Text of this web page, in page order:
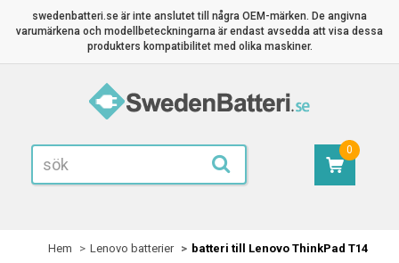
swedenbatteri.se är inte anslutet till några OEM-märken. De angivna
varumärkena och modellbeteckningarna är endast avsedda att visa dessa
produkters kompatibilitet med olika maskiner.
0
Hem Lenovo batterier
batteri till Lenovo ThinkPad T14